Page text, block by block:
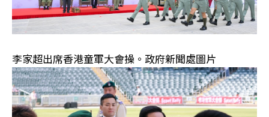
李家超出席香港童軍大會操。政府新聞處圖片